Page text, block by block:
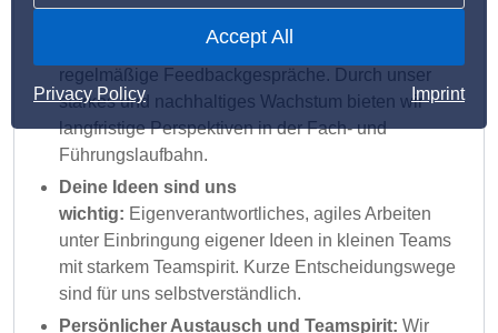
Accept All
Privacy Policy Imprint
Deiner Karriere durch Fortbildungen sowie
regelmäßige Feedbackgespräche. Durch unser
starkes und nachhaltiges Wachstum bieten wir
langfristige Perspektiven in der Fach- und
Führungslaufbahn.
Deine Ideen sind uns
wichtig: Eigenverantwortliches, agiles Arbeiten
unter Einbringung eigener Ideen in kleinen Teams
mit starkem Teamspirit. Kurze Entscheidungswege
sind für uns selbstverständlich.
Persönlicher Austausch und Teamspirit: Wir